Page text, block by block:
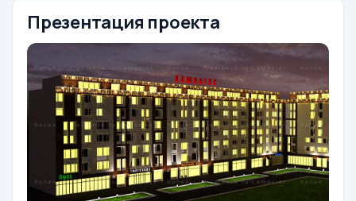
Презентация проекта